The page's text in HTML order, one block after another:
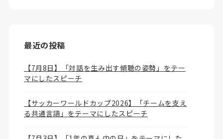
最近の投稿
【7月8日】「対話を生み出す傾聴の姿勢」をテー
マにしたスピーチ
【サッカーワールドカップ2026】「チームを支え
る共通言語」をテーマにしたスピーチ